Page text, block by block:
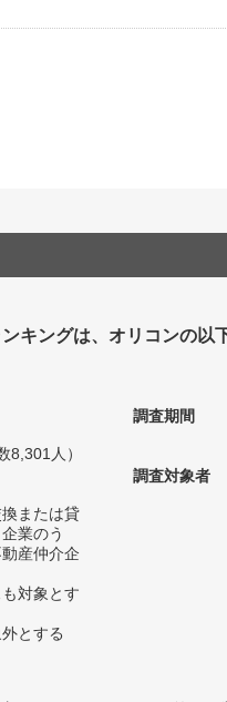
キングは、オリコンの以
8,301人）
または貸
業のう
産仲介企
対象とす
とする
調査期間
調査対象者